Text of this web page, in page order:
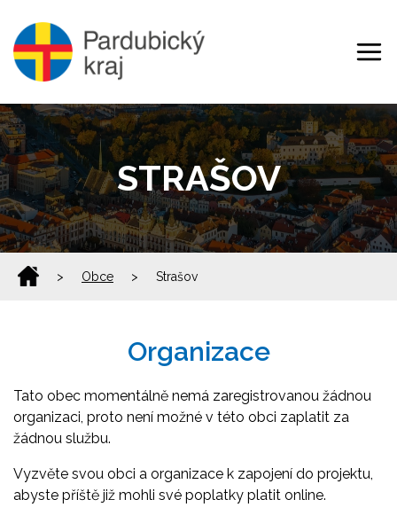
STRAŠOV
> Obce > Strašov
Organizace
Tato obec momentálně nemá zaregistrovanou žádnou
organizaci, proto není možné v této obci zaplatit za
žádnou službu.
Vyzvěte svou obci a organizace k zapojení do projektu,
abyste příště již mohli své poplatky platit online.